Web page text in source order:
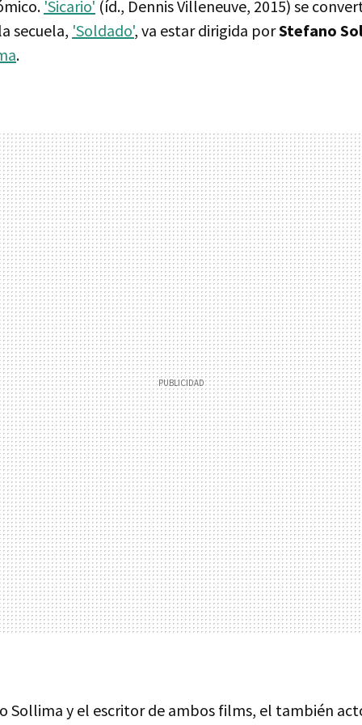
'Sicario' (íd., Dennis Villeneuve, 2015) se
secuela, 'Soldado', va estar dirigida porStefano
.
Sollima y el escritor de ambos films, el también